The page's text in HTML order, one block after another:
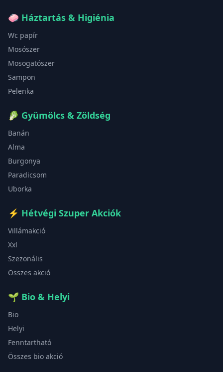
🧼 Háztartás & Higiénia
Wc papír
Mosószer
Mosogatószer
Sampon
Pelenka
🥬 Gyümölcs & Zöldség
Banán
Alma
Burgonya
Paradicsom
Uborka
⚡ Hétvégi Szuper Akciók
Villámakció
Xxl
Szezonális
Összes akció
🌱 Bio & Helyi
Bio
Helyi
Fenntartható
Összes bio akció